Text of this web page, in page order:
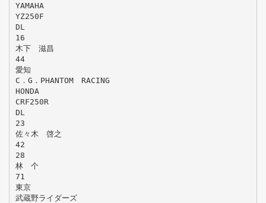
YAMAHA
YZ250F
DL
16
木下 滋昌
44
愛知
C．G．PHANTOM RACING
HONDA
CRF250R
DL
23
佐々木 啓之
42
28
林 个
71
東京
武蔵野ライダーズ